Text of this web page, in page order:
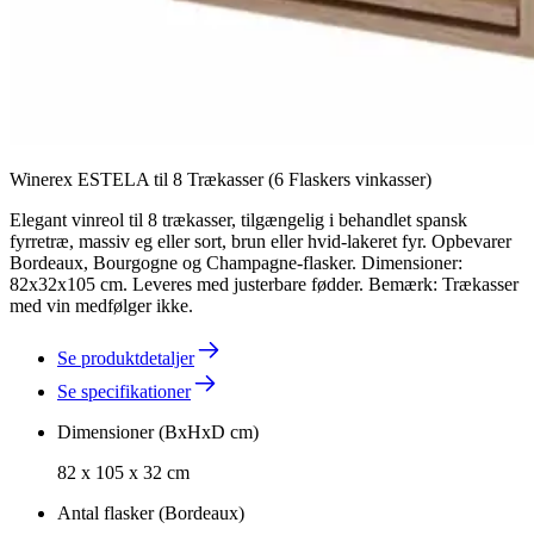
Winerex ESTELA til 8 Trækasser (6 Flaskers vinkasser)
Elegant vinreol til 8 trækasser, tilgængelig i behandlet spansk
fyrretræ, massiv eg eller sort, brun eller hvid-lakeret fyr. Opbevarer
Bordeaux, Bourgogne og Champagne-flasker. Dimensioner:
82x32x105 cm. Leveres med justerbare fødder. Bemærk: Trækasser
med vin medfølger ikke.
Se produktdetaljer
Se specifikationer
Dimensioner (BxHxD cm)
82 x 105 x 32 cm
Antal flasker (Bordeaux)